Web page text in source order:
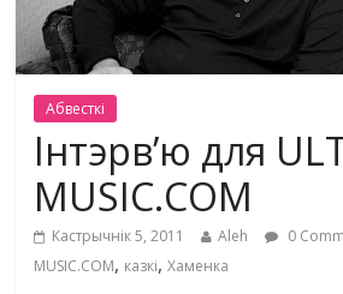
Абвесткі
Інтэрв’ю для
MUSIC.COM
Кастрычнік 5, 2011 Aleh 0
MUSIC.COM, казкі,Хаменка